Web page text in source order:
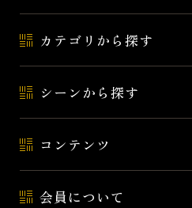
カテゴリから探す
シーンから探す
コンテンツ
会員について